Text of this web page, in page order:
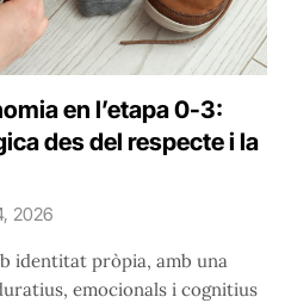
en l’etapa 0-3:
des del respecte i la
2026
identitat pròpia, amb una
emocionals i cognitius